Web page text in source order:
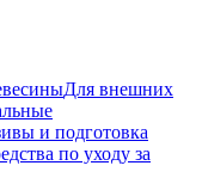
Для внешних
и подготовка
по уходу за